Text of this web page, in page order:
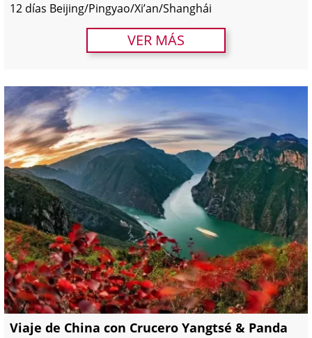
12 días Beijing/Pingyao/Xi’an/Shanghái
VER MÁS
Viaje de China con Crucero Yangtsé & Panda